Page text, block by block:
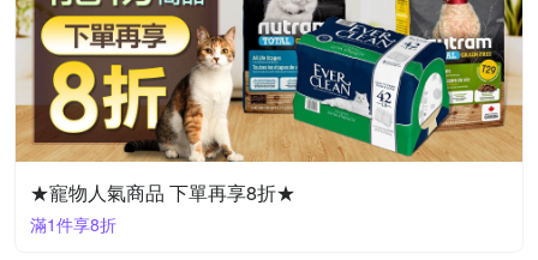
★寵物人氣商品 下單再享8折★
滿1件享8折